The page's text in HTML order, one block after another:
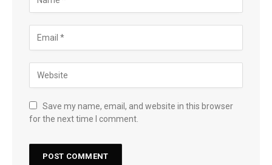
Save my name, email, and website in this browser
for the next time I comment.